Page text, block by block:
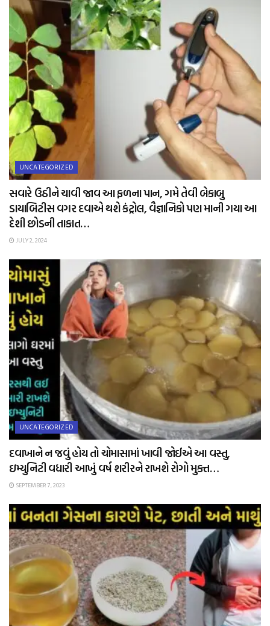
UNCATEGORIZED
સવારે ઉઠીને ચાવી જાવ આ ફળના પાન, ગમે તેવી બેકાબુ
ડાયાબિટીસ વગર દવાએ થશે કંટ્રોલ, વૈજ્ઞાનિકો પણ માની ગયા આ
દેશી છોડની તાકાત…
JULY 2, 2024
UNCATEGORIZED
દવાખાને ન જવું હોય તો ચોમાસામાં ખાવી જોઈએ આ વસ્તુ,
ઇમ્યુનિટી વધારી આખું વર્ષ શરીરને રાખશે રોગો મુક્ત…
SEPTEMBER 7, 2023